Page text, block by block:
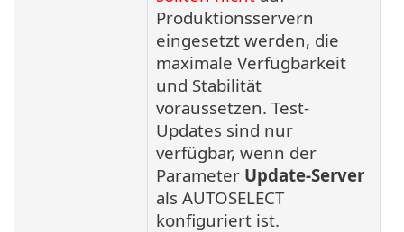
Produktionsservern
eingesetzt werden, die
maximale Verfügbarkeit
und Stabilität
voraussetzen. Test-
Updates sind nur
verfügbar, wenn der
Parameter Update-Server
als AUTOSELECT
konfiguriert ist.